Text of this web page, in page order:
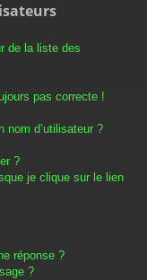
de la liste des
pas correcte !
nom d’utilisateur ?
?
je clique sur le lien
réponse ?
?